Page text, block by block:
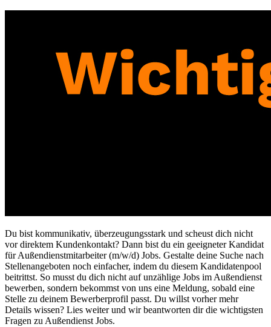
Du bist kommunikativ, überzeugungsstark und scheust dich nicht
vor direktem Kundenkontakt? Dann bist du ein geeigneter Kandidat
für Außendienstmitarbeiter (m/w/d) Jobs. Gestalte deine Suche nach
Stellenangeboten noch einfacher, indem du diesem Kandidatenpool
beitrittst. So musst du dich nicht auf unzählige Jobs im Außendienst
bewerben, sondern bekommst von uns eine Meldung, sobald eine
Stelle zu deinem Bewerberprofil passt. Du willst vorher mehr
Details wissen? Lies weiter und wir beantworten dir die wichtigsten
Fragen zu Außendienst Jobs.